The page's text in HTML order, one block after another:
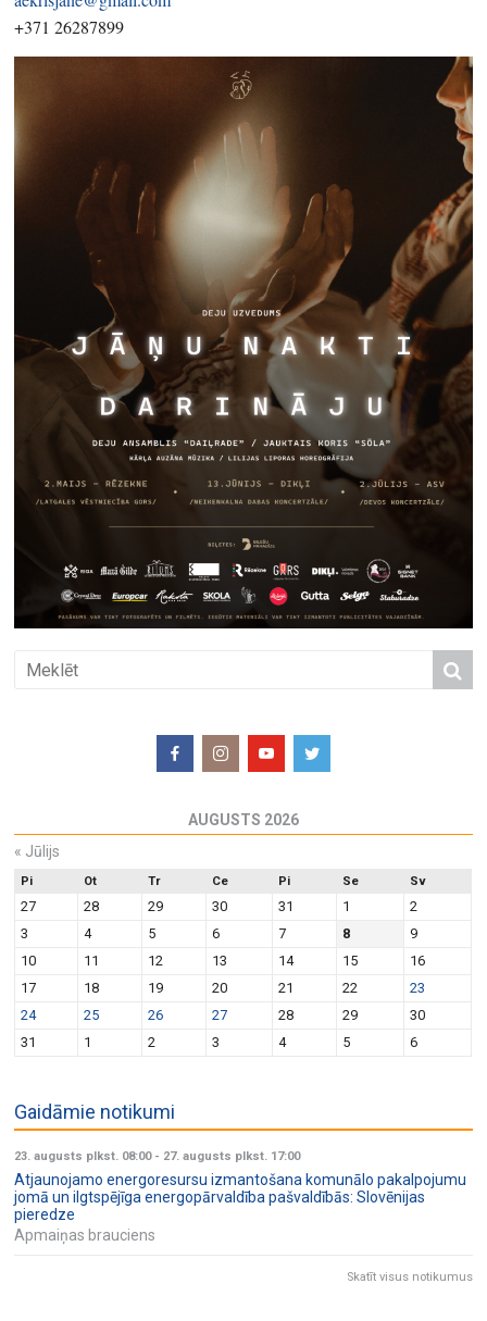
+371 26287899
AUGUSTS 2026
« Jūlijs
Pi Ot Tr Ce Pi Se Sv
27 28 29 30 31 1
2
3
4 5 6 7 8
9
10
11 12 13 14 15
16
17
18 19 20 21 22
23
24
25 26 27 28 29
30
31
1 2 3 4 5 6
Gaidāmie notikumi
23. augusts plkst. 08:00- 27. augusts plkst. 17:00
Atjaunojamo energoresursu izmantošana komunālo pakalpojumu
jomā un ilgtspējīga energopārvaldība pašvaldībās: Slovēnijas
pieredze
Apmaiņas brauciens
Skatīt visus notikumus